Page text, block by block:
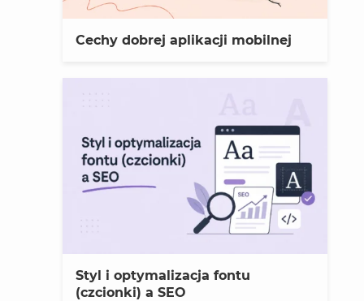
Cechy dobrej aplikacji mobilnej
Styl i optymalizacja fontu
(czcionki) a SEO